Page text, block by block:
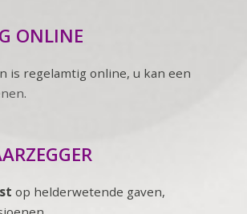
ONLINE
is regelamtig online, u kan een
.
op helderwetende gaven,